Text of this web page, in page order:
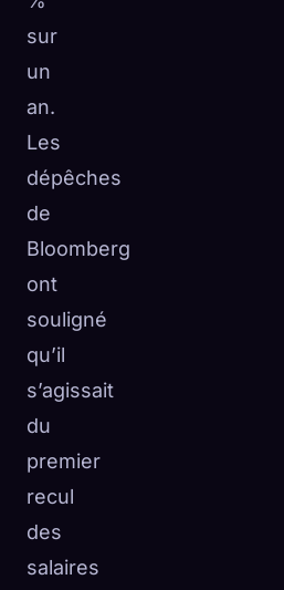
sur
un
an.
Les
dépêches
de
Bloomberg
ont
souligné
qu’il
s’agissait
du
premier
recul
des
salaires